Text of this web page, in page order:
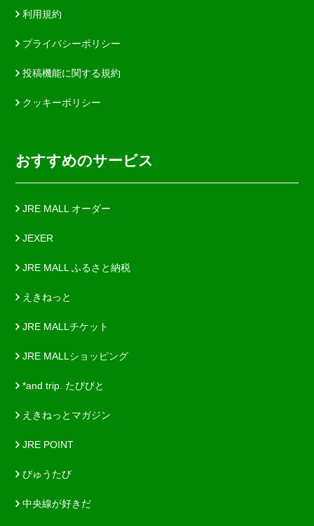
利用規約
プライバシーポリシー
投稿機能に関する規約
クッキーポリシー
おすすめのサービス
JRE MALL オーダー
JEXER
JRE MALL ふるさと納税
えきねっと
JRE MALLチケット
JRE MALLショッピング
*and trip. たびびと
えきねっとマガジン
JRE POINT
びゅうたび
中央線が好きだ